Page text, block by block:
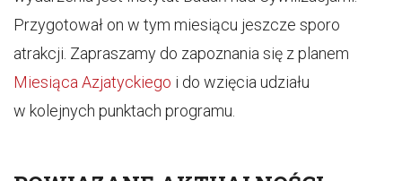
Przygotował on w tym miesiącu jeszcze sporo
atrakcji. Zapraszamy do zapoznania się z planem
Miesiąca Azjatyckiego i do wzięcia udziału
w kolejnych punktach programu.